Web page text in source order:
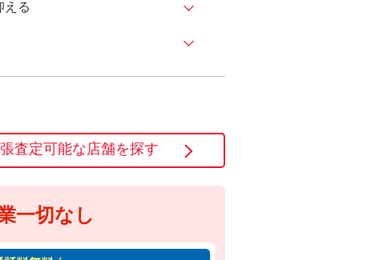
える
査定可能な店舗を探す
一切なし